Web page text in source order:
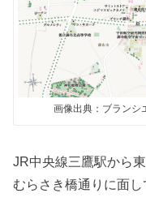
画像出典：ブランシ
JR中央線三鷹駅から
むらさき橋通りに面し